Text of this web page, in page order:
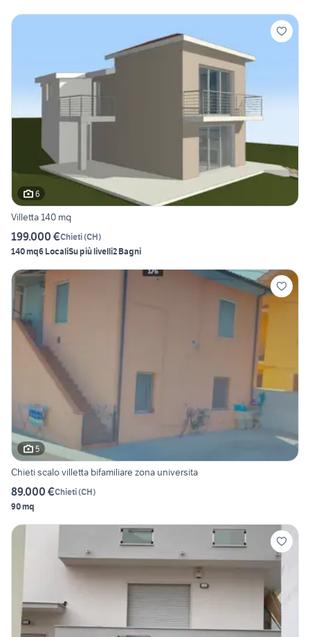
6
Villetta 140 mq
199.000 €Chieti(CH)
140 mq6 LocaliSu più livelli2 Bagni
5
Chieti scalo villetta bifamiliare zona universita
89.000 €Chieti(CH)
90 mq